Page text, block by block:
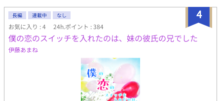
タイプ。都会から転校してくる春太郎と仲良くなりたくて方言を
無理やり直した。見た目と違いノリがいい面白男。趣味は編み
物。
4
長編 連載中 なし
お気に入り : 4 24h.ポイント : 384
僕の恋のスイッチを入れたのは、妹の彼氏の兄でした
伊藤あまね